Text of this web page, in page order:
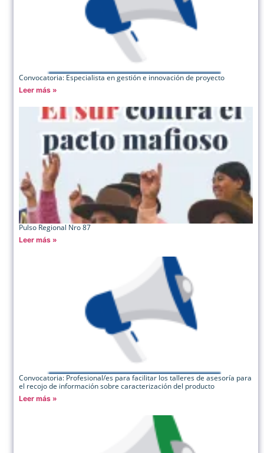
Convocatoria: Especialista en gestión e innovación de proyecto
Leer más »
Pulso Regional Nro 87
Leer más »
Convocatoria: Profesional/es para facilitar los talleres de asesoría para
el recojo de información sobre caracterización del producto
Leer más »